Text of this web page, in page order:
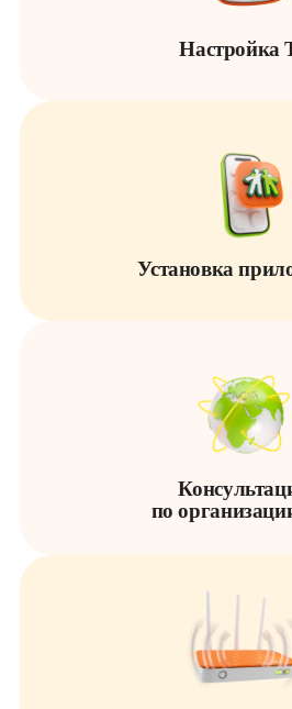
Настройка
Установка
по